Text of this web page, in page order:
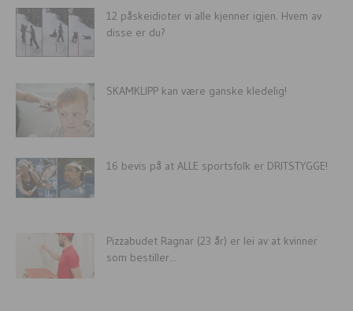
12 påskeidioter vi alle kjenner igjen. Hvem av
disse er du?
SKAMKLIPP kan være ganske kledelig!
16 bevis på at ALLE sportsfolk er DRITSTYGGE!
Pizzabudet Ragnar (23 år) er lei av at kvinner
som bestiller...